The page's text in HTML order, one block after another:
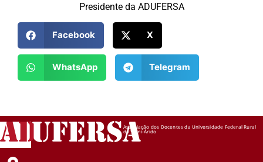
Presidente da ADUFERSA
Facebook X
WhatsApp Telegram
ADUFERSAAssociação dos Docentes da Universidade Federal Rural
do Semi-Árido